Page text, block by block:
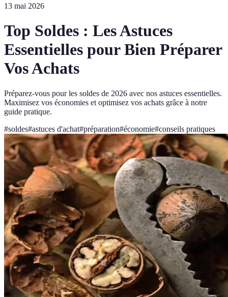
13 mai 2026
Top Soldes : Les Astuces
Essentielles pour Bien Préparer
Vos Achats
Préparez-vous pour les soldes de 2026 avec nos astuces essentielles.
Maximisez vos économies et optimisez vos achats grâce à notre
guide pratique.
#soldes#astuces d'achat#préparation#économie#conseils pratiques